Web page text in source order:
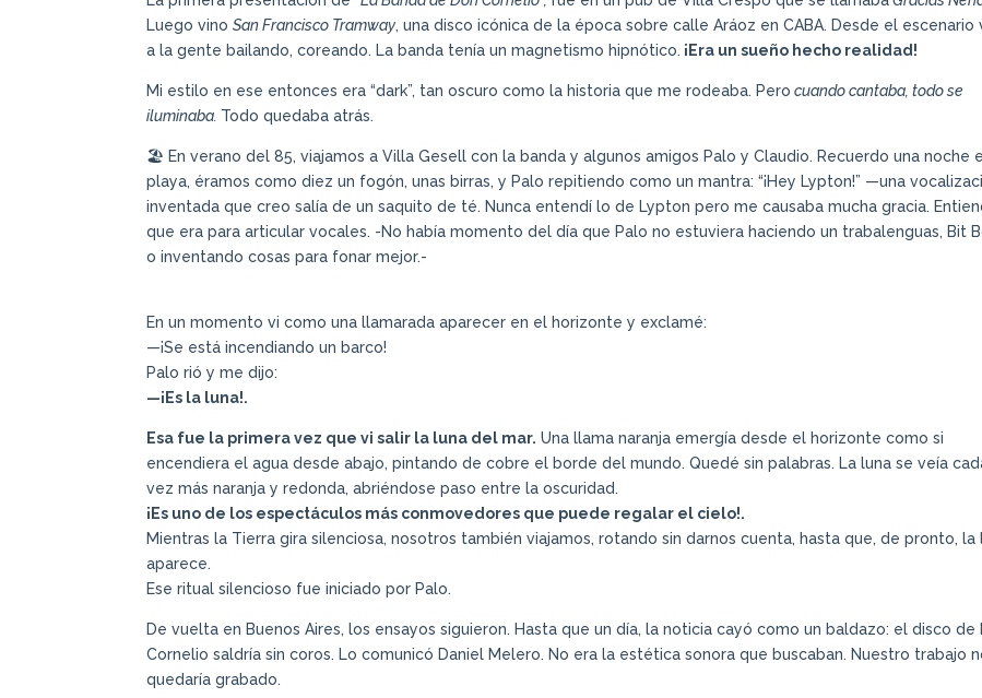
Luego vinoSan Francisco Tramway, una disco icónica de la época sobre calle Aráoz en CABA. Desde el escenario
a la gente bailando, coreando. La banda tenía un magnetismo hipnótico. ¡Era un sueño hecho realidad!
Mi estilo en ese entonces era “dark”, tan oscuro como la historia que me rodeaba. Pero cuando cantaba, todo se
iluminaba. Todo quedaba atrás.
🏖️ En verano del 85, viajamos a Villa Gesell con la banda y algunos amigos Palo y Claudio. Recuerdo una noche
playa, éramos como diez un fogón, unas birras, y Palo repitiendo como un mantra: “¡Hey Lypton!” —una
inventada que creo salía de un saquito de té. Nunca entendí lo de Lypton pero me causaba mucha gracia.
que era para articular vocales. -No había momento del día que Palo no estuviera haciendo un trabalenguas, Bit
o inventando cosas para fonar mejor.-
En un momento vi como una llamarada aparecer en el horizonte y exclamé:
—¡Se está incendiando un barco!
Palo rió y me dijo:
—¡Es la luna!.
Esa fue la primera vez que vi salir la luna del mar. Una llama naranja emergía desde el horizonte como si
encendiera el agua desde abajo, pintando de cobre el borde del mundo. Quedé sin palabras. La luna se veía
vez más naranja y redonda, abriéndose paso entre la oscuridad.
¡Es uno de los espectáculos más conmovedores que puede regalar el cielo!.
Mientras la Tierra gira silenciosa, nosotros también viajamos, rotando sin darnos cuenta, hasta que, de pronto, la
aparece.
Ese ritual silencioso fue iniciado por Palo.
De vuelta en Buenos Aires, los ensayos siguieron. Hasta que un día, la noticia cayó como un baldazo: el disco de
Cornelio saldría sin coros. Lo comunicó Daniel Melero. No era la estética sonora que buscaban. Nuestro trabajo
quedaría grabado.